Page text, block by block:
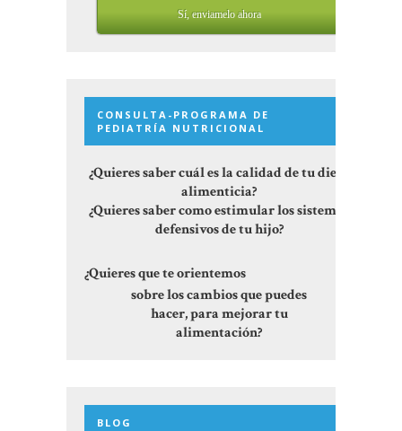
Sí, enviamelo ahora
CONSULTA-PROGRAMA DE
PEDIATRÍA NUTRICIONAL
¿Quieres saber cuál es la calidad de tu dieta
alimenticia?
¿Quieres saber como estimular los sistemas
defensivos de tu hijo?
¿Quieres que te orientemos
sobre los cambios que puedes
hacer, para mejorar tu
alimentación?
BLOG